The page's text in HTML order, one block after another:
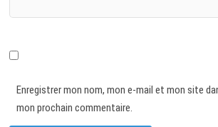
Enregistrer mon nom, mon e-mail et mon site
mon prochain commentaire.